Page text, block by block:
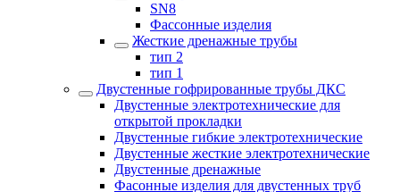
SN8
Фассонные изделия
Жесткие дренажные трубы
тип 2
тип 1
Двустенные гофрированные трубы ДКС
Двустенные электротехнические для
открытой прокладки
Двустенные гибкие электротехнические
Двустенные жесткие электротехнические
Двустенные дренажные
Фасонные изделия для двустенных труб